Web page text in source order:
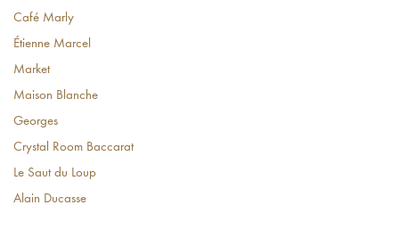
Café Marly
Étienne Marcel
Market
Maison Blanche
Georges
Crystal Room Baccarat
Le Saut du Loup
Alain Ducasse